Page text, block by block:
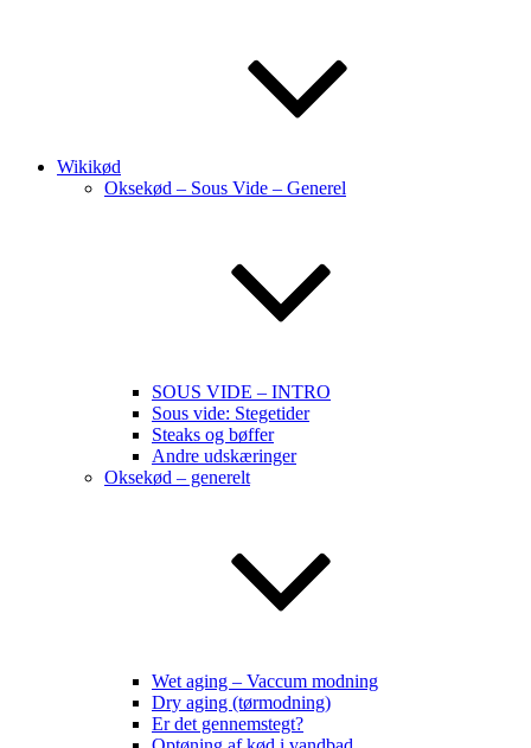
Wikikød
Oksekød – Sous Vide – Generel
SOUS VIDE – INTRO
Sous vide: Stegetider
Steaks og bøffer
Andre udskæringer
Oksekød – generelt
Wet aging – Vaccum modning
Dry aging (tørmodning)
Er det gennemstegt?